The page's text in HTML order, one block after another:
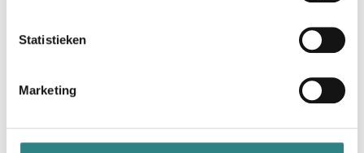
Statistieken
Marketing